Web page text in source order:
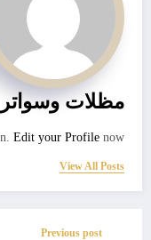
مظلات
Edit your Profile now.
View All Posts
Previous post